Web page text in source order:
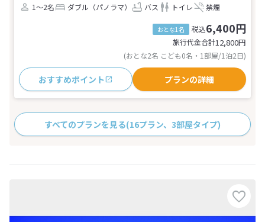
1～2名
ダブル（パノラマ） バス トイレ 禁煙
おとな1名 税込6,400円
旅行代金合計12,800円
(おとな2名 こども0名・1部屋/1泊2日)
おすすめポイント プランの詳細
すべてのプランを見る(16プラン、3部屋タイプ)